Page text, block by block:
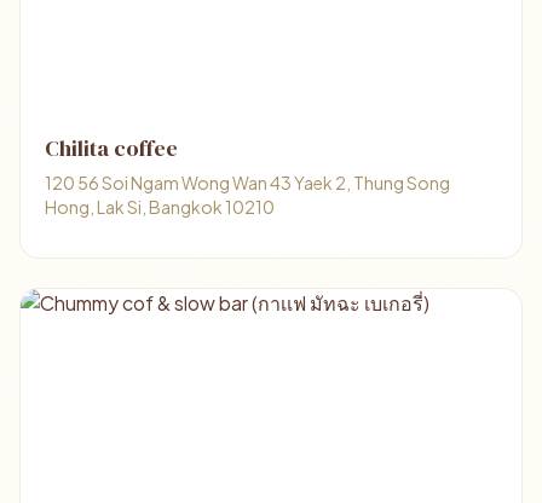
Chilita coffee
120 56 Soi Ngam Wong Wan 43 Yaek 2, Thung Song
Hong, Lak Si, Bangkok 10210